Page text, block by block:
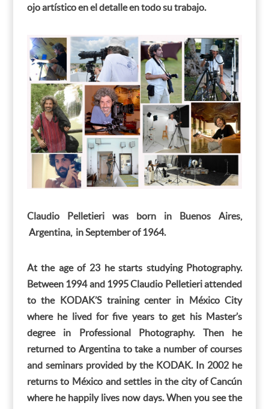
ojo artístico en el detalle en todo su trabajo.
Claudio Pelletieri was born in Buenos Aires,
Argentina, in September of 1964.
At the age of 23 he starts studying Photography.
Between 1994 and 1995 Claudio Pelletieri attended
to the KODAK’S training center in México City
where he lived for five years to get his Master’s
degree in Professional Photography. Then he
returned to Argentina to take a number of courses
and seminars provided by the KODAK. In 2002 he
returns to México and settles in the city of Cancún
where he happily lives now days. When you see the